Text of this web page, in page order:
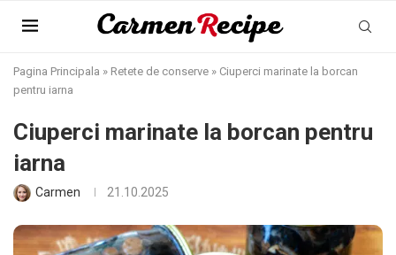
Pagina Principala » Retete de conserve » Ciuperci marinate la borcan
pentru iarna
Ciuperci marinate la borcan pentru
iarna
Carmen 21.10.2025